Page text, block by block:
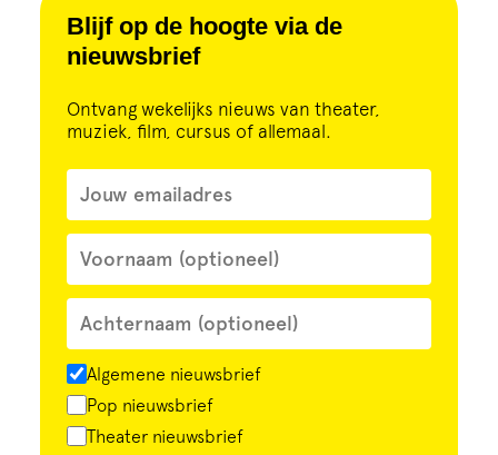
ECI Cultuurcafé
Over ons
Contact
Steun ons
Blijf op de hoogte via de
nieuwsbrief
Ontvang wekelijks nieuws van theater,
muziek, film, cursus of allemaal.
Algemene nieuwsbrief
Pop nieuwsbrief
Theater nieuwsbrief